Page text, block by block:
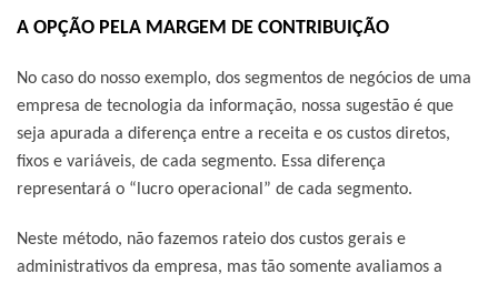
A OPÇÃO PELA MARGEM DE CONTRIBUIÇÃO
No caso do nosso exemplo, dos segmentos de negócios de uma
empresa de tecnologia da informação, nossa sugestão é que
seja apurada a diferença entre a receita e os custos diretos,
fixos e variáveis, de cada segmento. Essa diferença
representará o “lucro operacional” de cada segmento.
Neste método, não fazemos rateio dos custos gerais e
administrativos da empresa, mas tão somente avaliamos a